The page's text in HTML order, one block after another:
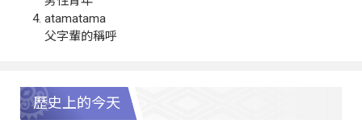
atamatama
父字輩的稱呼
歷史上的今天